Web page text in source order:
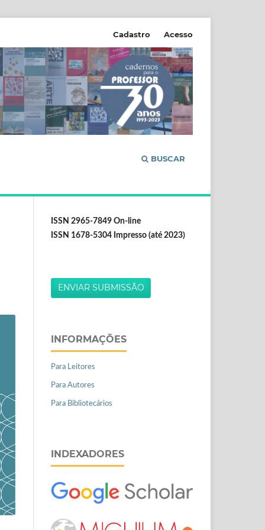
BUSCAR
Cadastro Acesso
ISSN 2965-7849 On-line
ISSN 1678-5304 Impresso (até 2023)
ENVIAR SUBMISSÃO
INFORMAÇÕES
Para Leitores
Para Autores
Para Bibliotecários
INDEXADORES